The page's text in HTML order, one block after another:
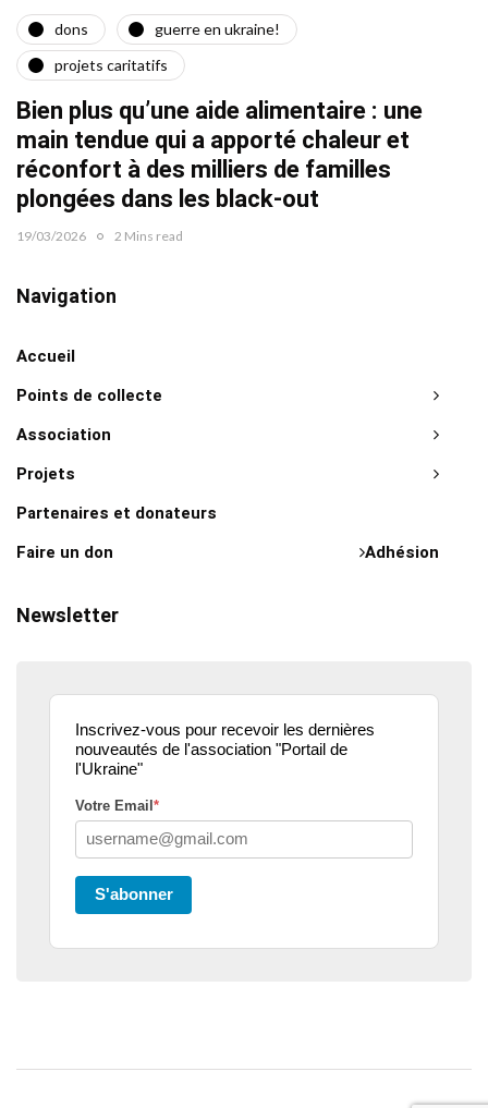
dons
guerre en ukraine!
projets caritatifs
Bien plus qu’une aide alimentaire : une
main tendue qui a apporté chaleur et
réconfort à des milliers de familles
plongées dans les black-out
19/03/2026 2 Mins read
Navigation
Accueil
Points de collecte
Association
Projets
Partenaires et donateurs
Adhésion
Faire un don
Newsletter
Inscrivez-vous pour recevoir les dernières
nouveautés de l'association "Portail de
l'Ukraine"
Votre Email *
S'abonner